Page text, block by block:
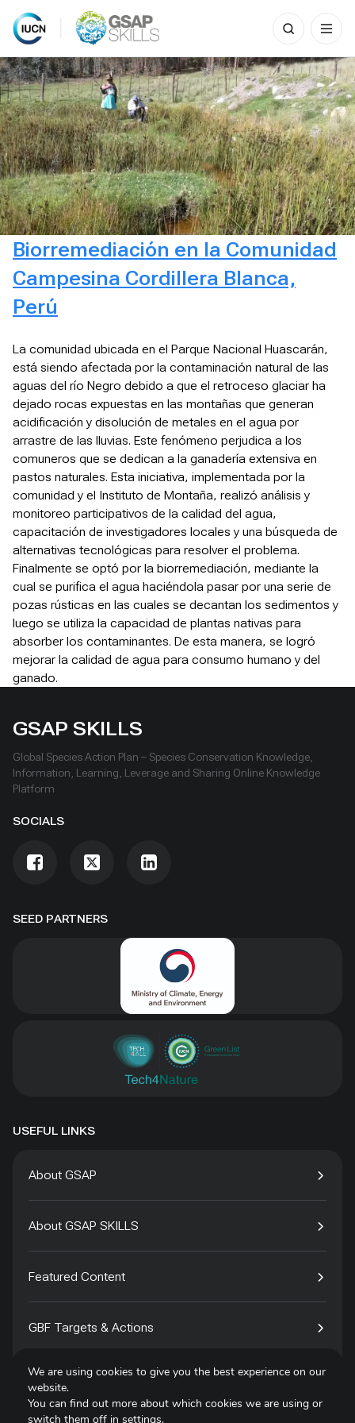
Skip
to
content
Search
for:
Biorremediación en la Comunidad
Campesina Cordillera Blanca,
Perú
La comunidad ubicada en el Parque Nacional Huascarán,
está siendo afectada por la contaminación natural de las
aguas del río Negro debido a que el retroceso glaciar ha
dejado rocas expuestas en las montañas que generan
acidificación y disolución de metales en el agua por
arrastre de las lluvias. Este fenómeno perjudica a los
comuneros que se dedican a la ganadería extensiva en
pastos naturales. Esta iniciativa, implementada por la
comunidad y el Instituto de Montaña, realizó análisis y
monitoreo participativos de la calidad del agua,
capacitación de investigadores locales y una búsqueda de
alternativas tecnológicas para resolver el problema.
Finalmente se optó por la biorremediación, mediante la
cual se purifica el agua haciéndola pasar por una serie de
pozas rústicas en las cuales se decantan los sedimentos y
luego se utiliza la capacidad de plantas nativas para
absorber los contaminantes. De esta manera, se logró
mejorar la calidad de agua para consumo humano y del
ganado.
SEED PARTNERS
GSAP SKILLS
Global Species Action Plan – Species Conservation Knowledge,
Information, Learning, Leverage and Sharing Online Knowledge
Platform
SOCIALS
USEFUL LINKS
About GSAP
About GSAP SKILLS
Featured Content
GBF Targets & Actions
Tech4Species
We are using cookies to give you the best experience on our
website.
You can find out more about which cookies we are using or
switch them off in settings.